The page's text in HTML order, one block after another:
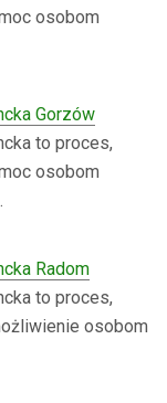
osobom
Gorzów
to proces,
osobom
Radom
to proces,
osobom